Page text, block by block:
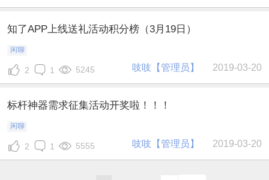
知了APP上线送礼活动积分榜（3月19日）
闲聊
2 1 5245 吱吱【管理员】 2019-03-20
标杆神器需求征集活动开奖啦！！！
闲聊
2 1 5555 吱吱【管理员】 2019-03-20